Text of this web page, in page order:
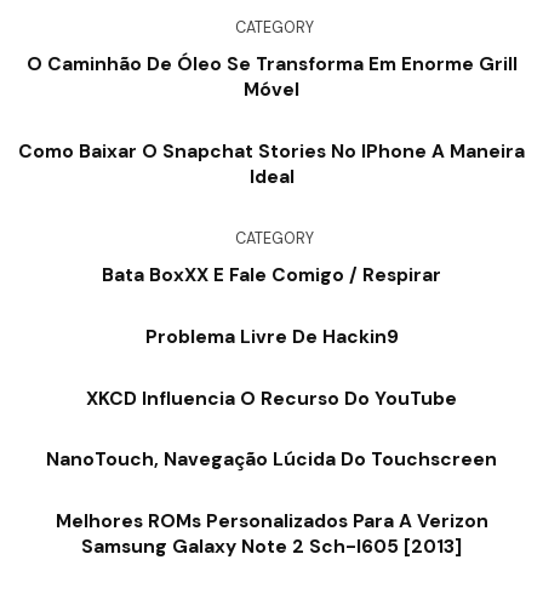
CATEGORY
O Caminhão De Óleo Se Transforma Em Enorme Grill
Móvel
Como Baixar O Snapchat Stories No IPhone A Maneira
Ideal
CATEGORY
Bata BoxXX E Fale Comigo / Respirar
Problema Livre De Hackin9
XKCD Influencia O Recurso Do YouTube
NanoTouch, Navegação Lúcida Do Touchscreen
Melhores ROMs Personalizados Para A Verizon
Samsung Galaxy Note 2 Sch-I605 [2013]